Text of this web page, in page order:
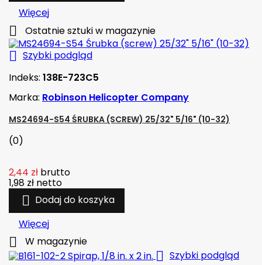
Więcej
 Ostatnie sztuki w magazynie
 Szybki podgląd
Indeks: 138E-723C5
Marka: Robinson Helicopter Company
MS24694-S54 ŚRUBKA (SCREW) 25/32" 5/16" (10-32)
(0)
2,44 zł brutto
1,98 zł netto
 Dodaj do koszyka
Więcej
 W magazynie
 Szybki podgląd